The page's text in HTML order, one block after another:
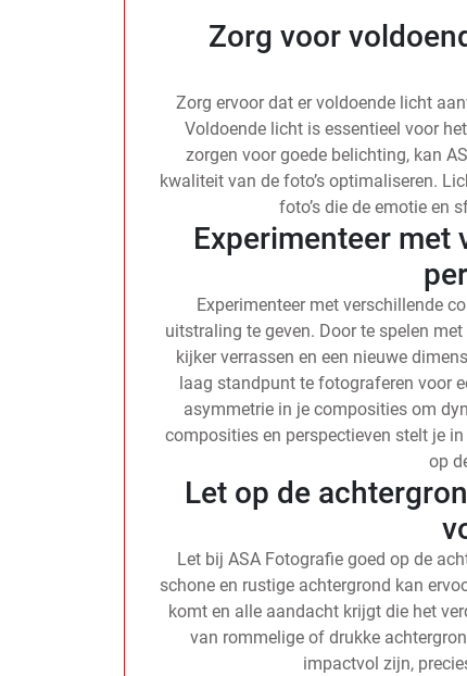
Zorg voor
Zorg ervoor dat er voldoende licht
Voldoende licht is essentieel voor
zorgen voor goede belichting, kan
kwaliteit van de foto’s optimaliseren.
foto’s die de emotie en
Experimenteer met
Experimenteer met verschillende
uitstraling te geven. Door te spelen
kijker verrassen en een nieuwe
laag standpunt te fotograferen voor
asymmetrie in je composities om
composities en perspectieven stelt je
op
Let op de
Let bij ASA Fotografie goed op de
schone en rustige achtergrond kan
komt en alle aandacht krijgt die het
van rommelige of drukke
impactvol zijn,